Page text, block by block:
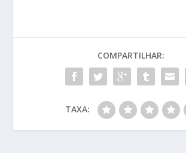
COMPARTILHAR:
TAXA: